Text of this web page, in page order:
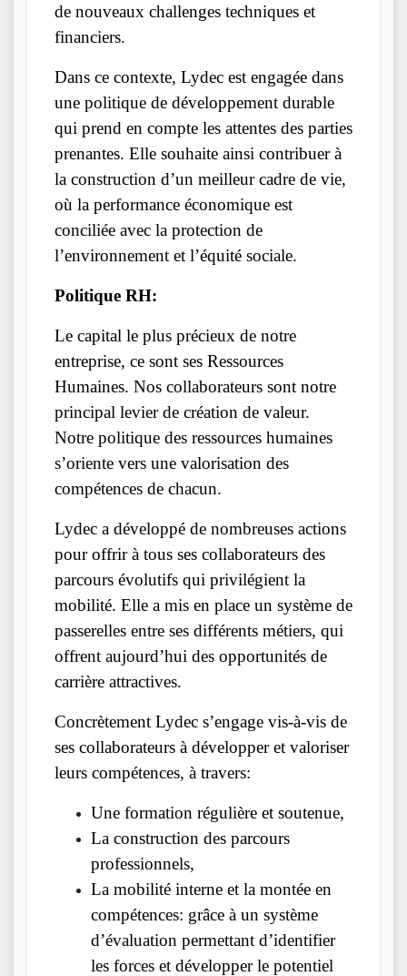
de nouveaux challenges techniques et
financiers.
Dans ce contexte, Lydec est engagée dans
une politique de développement durable
qui prend en compte les attentes des parties
prenantes. Elle souhaite ainsi contribuer à
la construction d’un meilleur cadre de vie,
où la performance économique est
conciliée avec la protection de
l’environnement et l’équité sociale.
Politique RH:
Le capital le plus précieux de notre
entreprise, ce sont ses Ressources
Humaines. Nos collaborateurs sont notre
principal levier de création de valeur.
Notre politique des ressources humaines
s’oriente vers une valorisation des
compétences de chacun.
Lydec a développé de nombreuses actions
pour offrir à tous ses collaborateurs des
parcours évolutifs qui privilégient la
mobilité. Elle a mis en place un système de
passerelles entre ses différents métiers, qui
offrent aujourd’hui des opportunités de
carrière attractives.
Concrètement Lydec s’engage vis-à-vis de
ses collaborateurs à développer et valoriser
leurs compétences, à travers:
Une formation régulière et soutenue,
La construction des parcours
professionnels,
La mobilité interne et la montée en
compétences: grâce à un système
d’évaluation permettant d’identifier
les forces et développer le potentiel